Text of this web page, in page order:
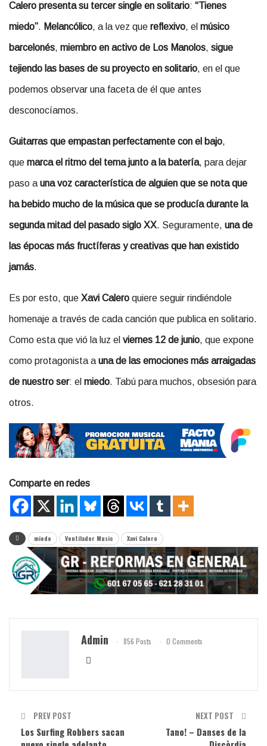
Calero presenta su tercer single en solitario: “Tienes
miedo”. Melancólico, a la vez que reflexivo, el músico
barcelonés, miembro en activo de Los Manolos, sigue
tejiendo las bases de su proyecto en solitario, en el que
podemos observar una faceta de él que antes
desconocíamos.
Guitarras que empastan perfectamente con el bajo,
que marca el ritmo del tema junto a la batería, para dejar
paso a una voz característica de alguien que se nota que
ha bebido mucho de la música que se producía durante la
segunda mitad del pasado siglo XX. Seguramente, una de
las épocas más fructíferas y creativas que han existido
jamás.
Es por esto, que Xavi Calero quiere seguir rindiéndole
homenaje a través de cada canción que publica en solitario.
Como esta que vió la luz el viernes 12 de junio, que expone
como protagonista a una de las emociones más arraigadas
de nuestro ser: el miedo. Tabú para muchos, obsesión para
otros.
Comparte en redes
miedo Ventilador Music Xavi Calero
Admin 856 Posts 0 Comments
PREV POST
Los Surfing Robbers sacan
NEXT POST
Tano! – Danses de la